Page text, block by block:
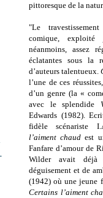
pittoresque de la
"Le
comique, exploité
néanmoins, assez
éclatantes sous la
d’auteurs talentueux.
l’une de ces
d’un genre (la «
avec le splendide
Edwards (1982).
fidèle scénariste
l’aiment chaud est
Fanfare d’amour de
Wilder avait déjà
déguisement et de
(1942) où une jeune
Certains l’aiment